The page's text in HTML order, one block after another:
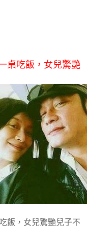
桌吃飯，女兒驚艷
飯，女兒驚艷兒子不